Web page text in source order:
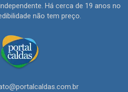
Há cerca de 19 anos no
não tem preço.